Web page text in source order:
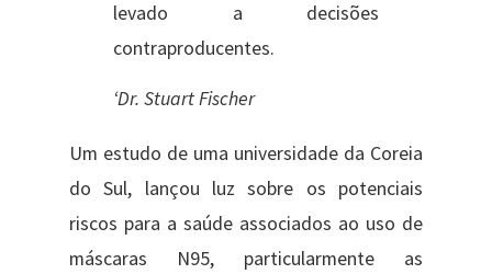
levado a decisões
contraproducentes.
‘Dr. Stuart Fischer
Um estudo de uma universidade ​da Coreia
do Sul, lançou luz sobre os potenciais
riscos para a saúde associados ao uso de
máscaras N95, particularmente as